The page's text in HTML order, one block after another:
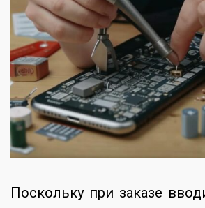
Поскольку при заказе